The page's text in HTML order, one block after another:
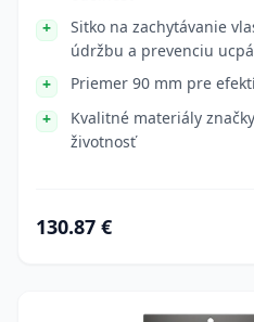
Sitko na zachytávanie
údržbu a prevenciu
Priemer 90 mm pre
Kvalitné materiály
životnosť
130.87 €